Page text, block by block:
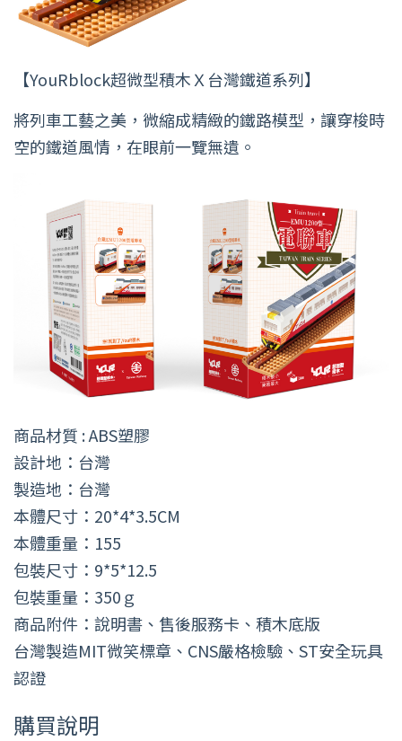
【YouRblock超微型積木Ｘ台灣鐵道系列】
將列車工藝之美，微縮成精緻的鐵路模型，讓穿梭時
空的鐵道風情，在眼前一覽無遺。
商品材質 : ABS塑膠
設計地：台灣
製造地：台灣
本體尺寸：20*4*3.5CM
本體重量：155
包裝尺寸：9*5*12.5
包裝重量：350ｇ
商品附件：說明書、售後服務卡、積木底版
台灣製造MIT微笑標章、CNS嚴格檢驗、ST安全玩具
認證
購買說明